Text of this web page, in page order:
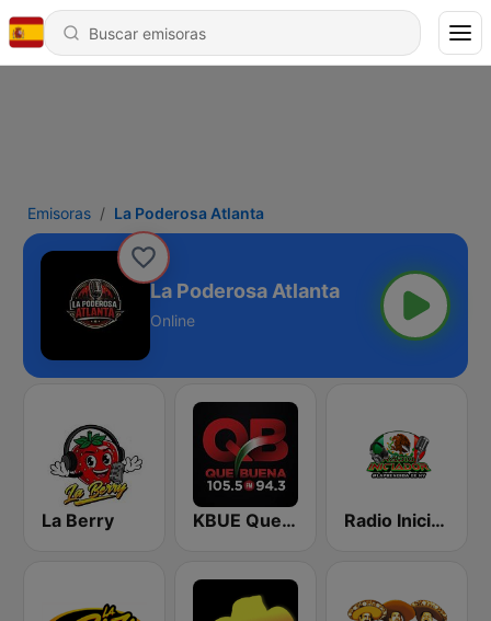
Emisoras La Poderosa Atlanta
La Poderosa Atlanta
Online
La Berry KBUE Que Buena 105.5 / 94.3 FM (US Only) Radio Iniciador